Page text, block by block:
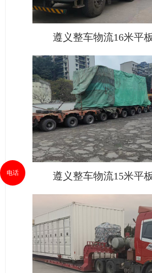
遵义整车物流16米平
遵义整车物流15米平
电话